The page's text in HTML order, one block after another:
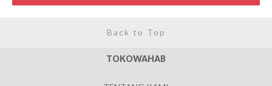
Back to Top
TOKOWAHAB